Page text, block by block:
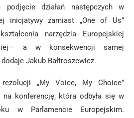
podjęcie działań następczych w
inicjatywy zamiast „One of Us”
narzędzia Europejskiej
a w konsekwencji samej
Jakub Bałtroszewicz.
„My Voice, My Choice”
konferencję, która odbyła się w
w Parlamencie Europejskim.